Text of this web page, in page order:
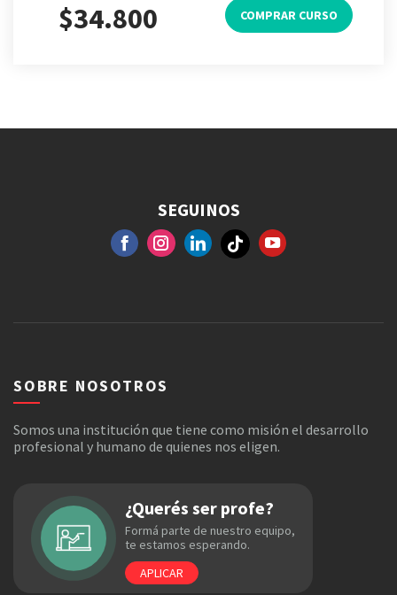
$34.800 COMPRAR CURSO
SEGUINOS
FACEBOOKGOOGLE+INSTAGRAM YOUTUBE
SOBRE NOSOTROS
Somos una institución que tiene como misión el desarrollo
profesional y humano de quienes nos eligen.
¿Querés ser profe?
Formá parte de nuestro equipo,
te estamos esperando.
APLICAR